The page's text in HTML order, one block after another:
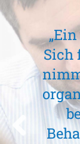
Sich